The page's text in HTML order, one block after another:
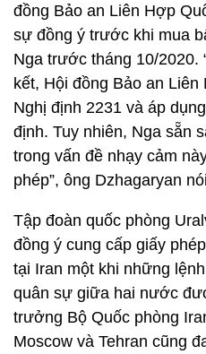
đồng Bảo an Liên Hợp
sự đồng ý trước khi mua
Nga trước tháng 10/2020.
kết, Hội đồng Bảo an
Nghị định 2231 và áp
định. Tuy nhiên, Nga sẵn
trong vấn đề nhạy cảm
phép”, ông Dzhagaryan
Tập đoàn quốc phòng
đồng ý cung cấp giấy
tại Iran một khi những
quân sự giữa hai nước
trưởng Bộ Quốc phòng
Moscow và Tehran cũng